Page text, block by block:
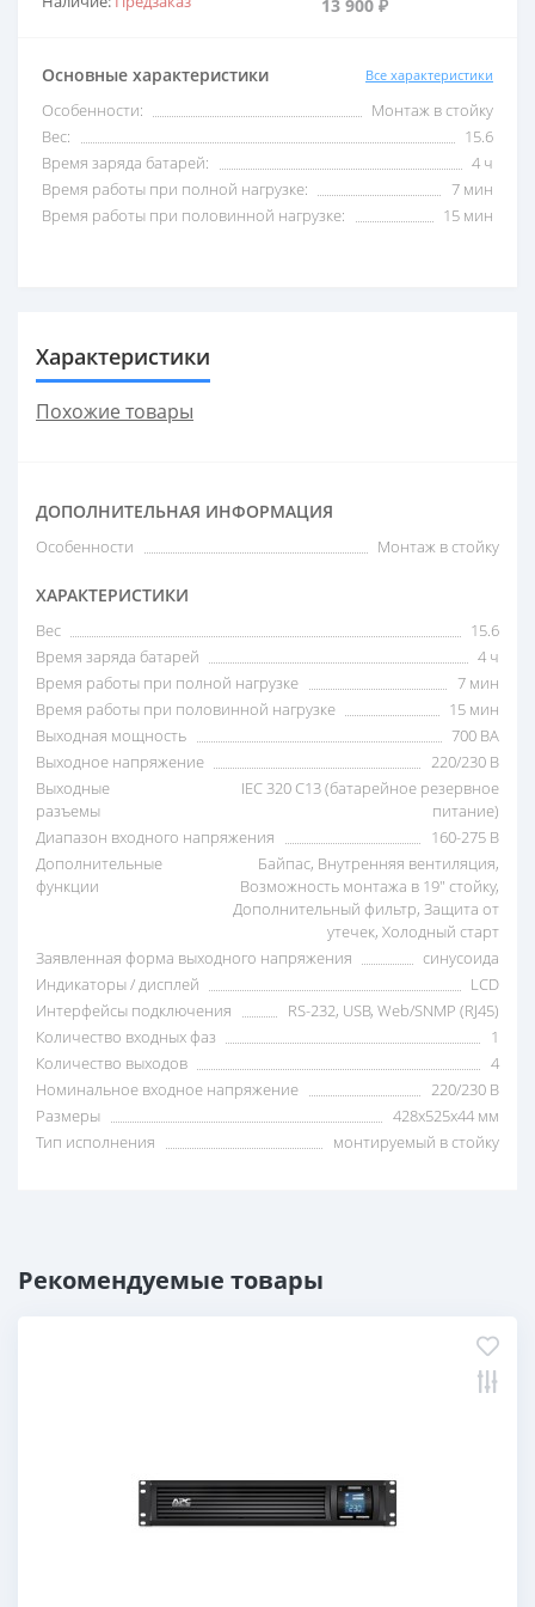
3 кВА
5 кВА
С внешними акб
С двойным
13 900 ₽
Основные характеристики Все характеристики
Особенности:
Монтаж в стойку
Вес:
15.6
Время заряда батарей:
4 ч
Время работы при полной нагрузке:
7 мин
Время работы при половинной нагрузке:
15 мин
Характеристики
Похожие товары
ДОПОЛНИТЕЛЬНАЯ ИНФОРМАЦИЯ
Особенности Монтаж в стойку
ХАРАКТЕРИСТИКИ
Вес
15.6
Время заряда батарей
4 ч
Время работы при полной нагрузке
7 мин
Время работы при половинной нагрузке
15 мин
Выходная мощность
700 ВА
Выходное напряжение
220/230 В
Выходные
разъемы
IEC 320 C13 (батарейное резервное
питание)
Диапазон входного напряжения
160-275 В
Дополнительные
функции
Байпас, Внутренняя вентиляция,
Возможность монтажа в 19" стойку,
Дополнительный фильтр, Защита от
утечек, Холодный старт
Заявленная форма выходного напряжения
синусоида
Индикаторы / дисплей
LCD
Интерфейсы подключения
RS-232, USB, Web/SNMP (RJ45)
Количество входных фаз
1
Количество выходов
4
Номинальное входное напряжение
220/230 В
Размеры
428x525x44 мм
Тип исполнения
монтируемый в стойку
Рекомендуемые товары